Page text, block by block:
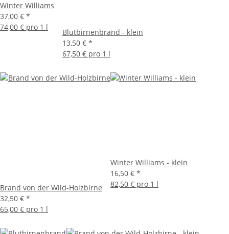
Winter Williams
37,00 € *
74,00 € pro 1 l
Blutbirnenbrand - klein
13,50 € *
67,50 € pro 1 l
Brand von der Wild-Holzbirne
32,50 € *
65,00 € pro 1 l
Winter Williams - klein
16,50 € *
82,50 € pro 1 l